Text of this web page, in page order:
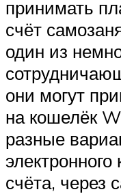
принимать
счёт
один из
они могут
на кошелёк
разные
счёта, через